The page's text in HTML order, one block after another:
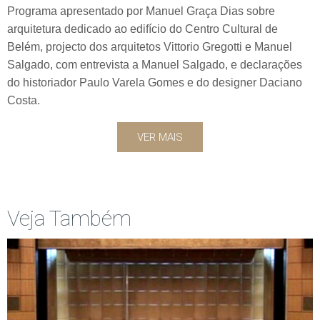
Programa apresentado por Manuel Graça Dias sobre
arquitetura dedicado ao edifício do Centro Cultural de
Belém, projecto dos arquitetos Vittorio Gregotti e Manuel
Salgado, com entrevista a Manuel Salgado, e declarações
do historiador Paulo Varela Gomes e do designer Daciano
Costa.
VER MAIS
Veja Também